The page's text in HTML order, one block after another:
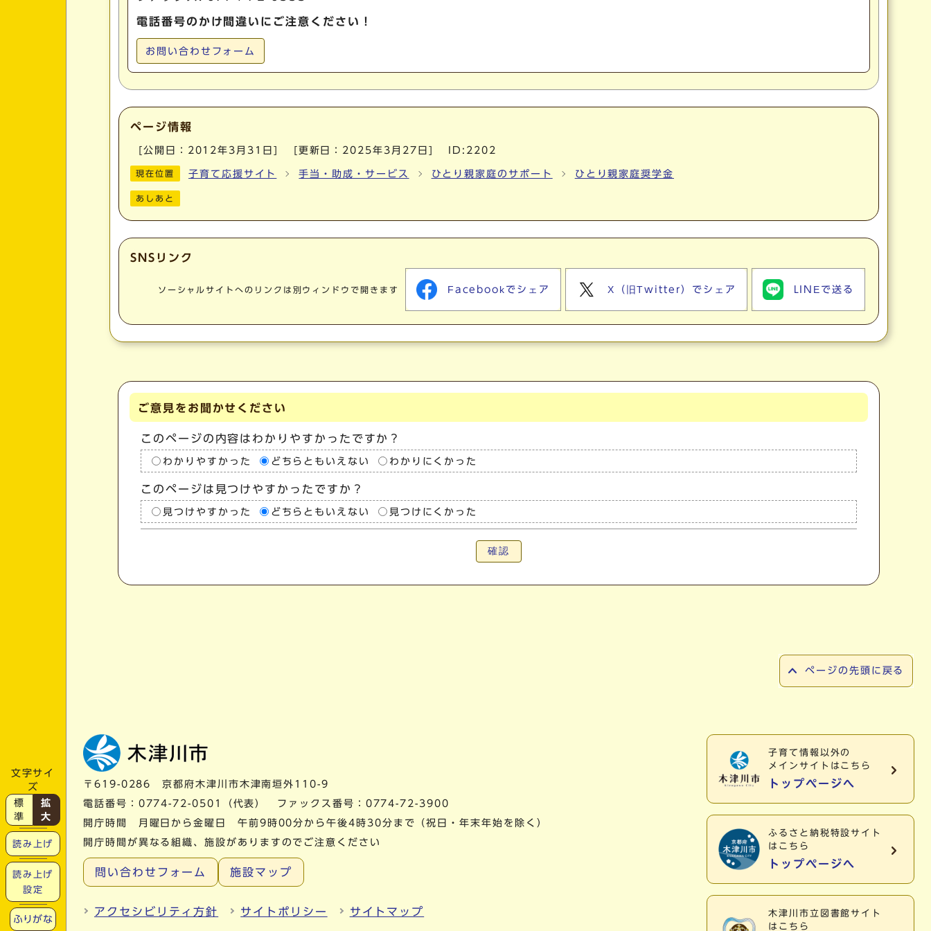
文字サイ
ズ
標
準
拡
大
読み上げ
読み上げ
設定
ふりがな
電話番号のかけ間違いにご注意ください！
お問い合わせフォーム
ページ情報
[公開日： 2012年3月31日 [更新日： 2025年3月27日 ID:2202
現在位置 子育て応援サイト 手当・助成・サービス ひとり親家庭のサポート ひとり親家庭奨学金
あしあと
SNSリンク
ソーシャルサイトへのリンクは別ウィンドウで開きます Facebookでシェア X（旧Twitter）でシェア LINEで送る
ご意見をお聞かせください
このページの内容はわかりやすかったですか？
わかりやすかった どちらともいえない わかりにくかった
このページは見つけやすかったですか？
見つけやすかった どちらともいえない 見つけにくかった
確認
ページの先頭に戻る
〒619-0286 京都府木津川市木津南垣外110-9
電話番号： 0774-72-0501
（代表） ファックス番号：0774-72-3900
開庁時間 月曜日から金曜日 午前9時00分から午後4時30分まで（祝日・年末年始を除く）
開庁時間が異なる組織、施設がありますのでご注意ください
問い合わせフォーム 施設マップ
アクセシビリティ方針 サイトポリシー サイトマップ
子育て情報以外の
メインサイトはこちら
トップページへ
ふるさと納税特設サイト
はこちら
トップページへ
木津川市立図書館サイト
はこちら